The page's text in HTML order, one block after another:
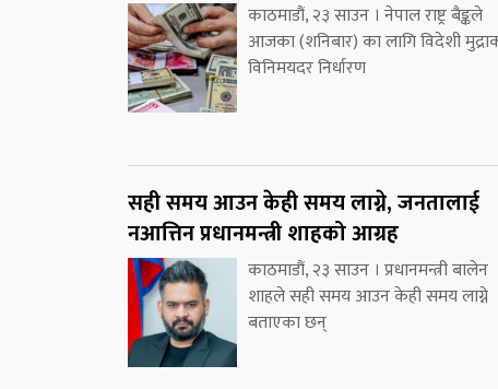
काठमाडौं, २३ साउन । नेपाल राष्ट्र बैङ्कले
आजका (शनिबार) का लागि विदेशी
विनिमयदर निर्धारण
सही समय आउन केही समय लाग्ने, जनतालाई
नआत्तिन प्रधानमन्त्री शाहको आग्रह
काठमाडौं, २३ साउन । प्रधानमन्त्री बालेन
शाहले सही समय आउन केही समय लाग्ने
बताएका छन्